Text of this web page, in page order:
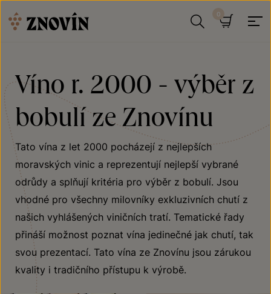
Víno r. 2000 - výběr z
bobulí ze Znovínu
Tato vína z let 2000 pocházejí z nejlepších
moravských vinic a reprezentují nejlepší vybrané
odrůdy a splňují kritéria pro výběr z bobulí. Jsou
vhodné pro všechny milovníky exkluzivních chutí z
našich vyhlášených viničních tratí. Tematické řady
přináší možnost poznat vína jedinečné jak chutí, tak
svou prezentací. Tato vína ze Znovínu jsou zárukou
kvality i tradičního přístupu k výrobě.